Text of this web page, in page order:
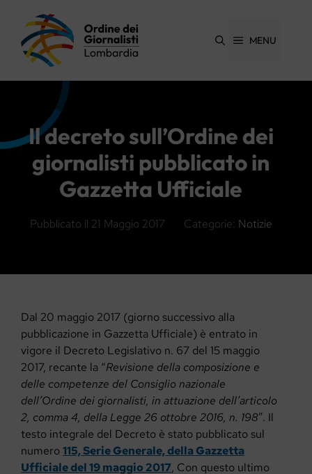
contenuto
MENU
Il decreto sull’Ordine dei
giornalisti pubblicato in
Gazzetta Ufficiale
Pubblicato il 21 Maggio 2017 Categorie: Notizie
Dal 20 maggio 2017 (giorno successivo alla
pubblicazione in Gazzetta Ufficiale) è entrato in
vigore il Decreto Legislativo n. 67 del 15 maggio
2017, recante la “Revisione della composizione e
delle competenze del Consiglio nazionale
dell’Ordine dei giornalisti, in attuazione dell’articolo
2, comma 4, della Legge 26 ottobre 2016, n. 198”. Il
testo integrale del Decreto è stato pubblicato sul
numero115, Serie Generale, della Gazzetta
Ufficiale del 19 maggio 2017, Con questo ultimo